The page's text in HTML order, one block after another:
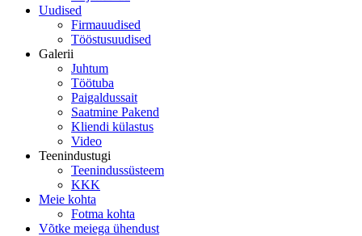
Uudised
Firmauudised
Tööstusuudised
Galerii
Juhtum
Töötuba
Paigaldussait
Saatmine Pakend
Kliendi külastus
Video
Teenindustugi
Teenindussüsteem
KKK
Meie kohta
Fotma kohta
Võtke meiega ühendust